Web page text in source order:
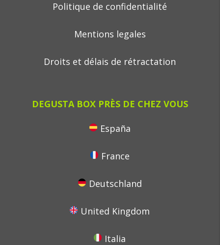
Politique de confidentialité
Mentions legales
Droits et délais de rétractation
DEGUSTA BOX PRÈS DE CHEZ VOUS
España
France
Deutschland
United Kingdom
Italia